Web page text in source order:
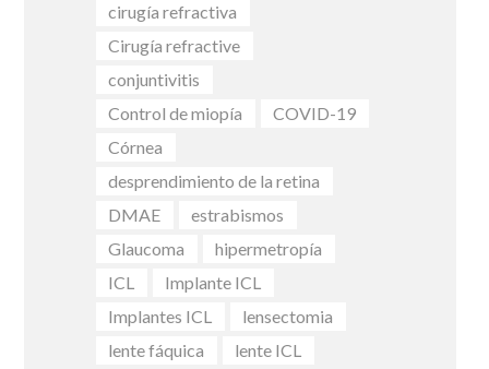
cirugía refractiva
Cirugía refractive
conjuntivitis
Control de miopía
COVID-19
Córnea
desprendimiento de la retina
DMAE
estrabismos
Glaucoma
hipermetropía
ICL
Implante ICL
Implantes ICL
lensectomia
lente fáquica
lente ICL